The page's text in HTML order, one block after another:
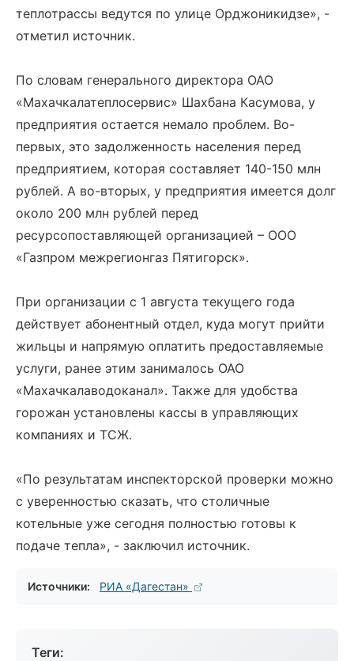
теплотрассы ведутся по улице Орджоникидзе», -
отметил источник.
По словам генерального директора ОАО
«Махачкалатеплосервис» Шахбана Касумова, у
предприятия остается немало проблем. Во-
первых, это задолженность населения перед
предприятием, которая составляет 140-150 млн
рублей. А во-вторых, у предприятия имеется долг
около 200 млн рублей перед
ресурсопоставляющей организацией – ООО
«Газпром межрегионгаз Пятигорск».
При организации с 1 августа текущего года
действует абонентный отдел, куда могут прийти
жильцы и напрямую оплатить предоставляемые
услуги, ранее этим занималось ОАО
«Махачкалаводоканал». Также для удобства
горожан установлены кассы в управляющих
компаниях и ТСЖ.
«По результатам инспекторской проверки можно
с уверенностью сказать, что столичные
котельные уже сегодня полностью готовы к
подаче тепла», - заключил источник.
Источники: РИА «Дагестан»
Теги: